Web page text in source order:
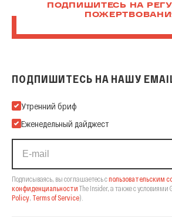
ПОДПИШИТЕСЬ НА
ПОДПИШИТЕСЬ НА НАШУ
Подпишитесь на нашу Email-рассылку
Утренний бриф
Еженедельный дайджест
Подписываясь, вы соглашаетесь спользовательским
конфиденциальности The Insider, а также с условиями
Policy, Terms of Service).